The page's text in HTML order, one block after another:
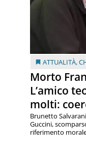
ATTUALITÀ,
Morto
L’amico
molti:
Brunetto
Guccini,
riferimento